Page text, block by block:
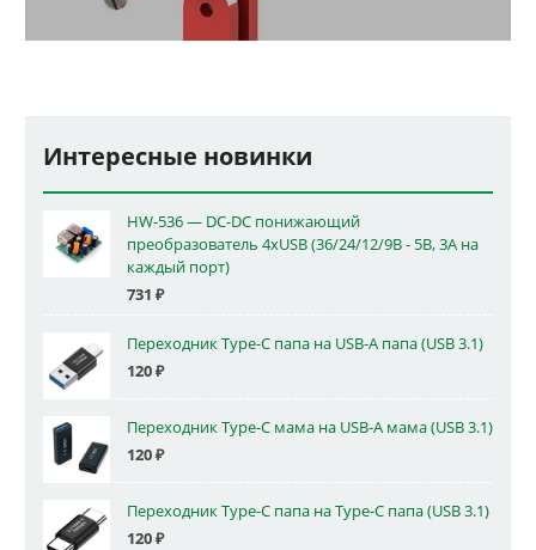
Интересные новинки
HW-536 — DC-DC понижающий
преобразователь 4xUSB (36/24/12/9В - 5В, 3А на
каждый порт)
731 ₽
Переходник Type-C папа на USB-A папа (USB 3.1)
120₽
Переходник Type-C мама на USB-A мама (USB 3.1)
120₽
Переходник Type-C папа на Type-C папа (USB 3.1)
120₽